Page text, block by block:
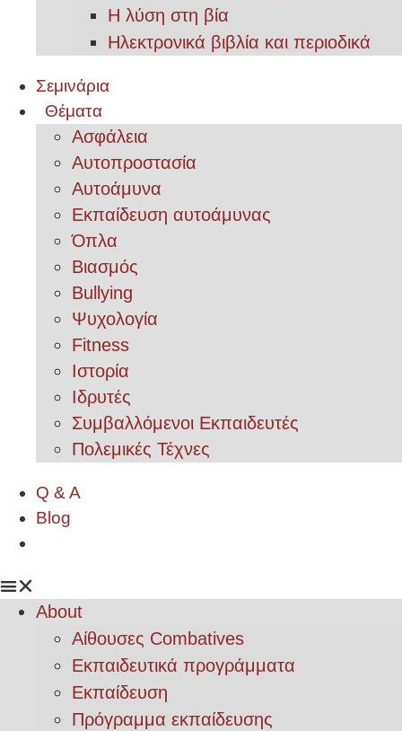
Η λύση στη βία
Ηλεκτρονικά βιβλία και περιοδικά
Σεμινάρια
Θέματα
Ασφάλεια
Αυτοπροστασία
Αυτοάμυνα
Εκπαίδευση αυτοάμυνας
Όπλα
Βιασμός
Bullying
Ψυχολογία
Fitness
Ιστορία
Ιδρυτές
Συμβαλλόμενοι Εκπαιδευτές
Πολεμικές Τέχνες
Q & A
Blog
About
Αίθουσες Combatives
Εκπαιδευτικά προγράμματα
Εκπαίδευση
Πρόγραμμα εκπαίδευσης